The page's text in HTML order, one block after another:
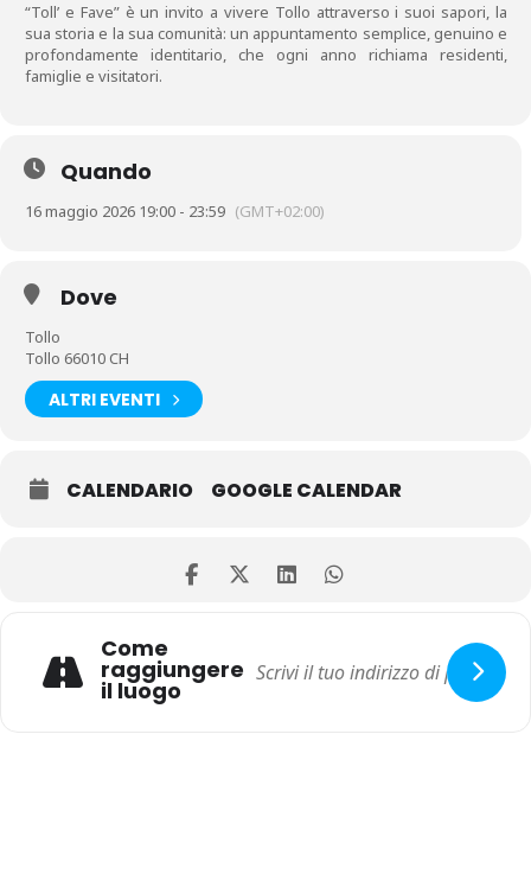
“Toll’ e Fave” è un invito a vivere Tollo attraverso i suoi sapori, la
sua storia e la sua comunità: un appuntamento semplice, genuino e
profondamente identitario, che ogni anno richiama residenti,
famiglie e visitatori.
Quando
16 maggio 2026 19:00 - 23:59 (GMT+02:00)
Dove
Tollo
Tollo 66010 CH
ALTRI EVENTI
CALENDARIO GOOGLE CALENDAR
Come
raggiungere
il luogo